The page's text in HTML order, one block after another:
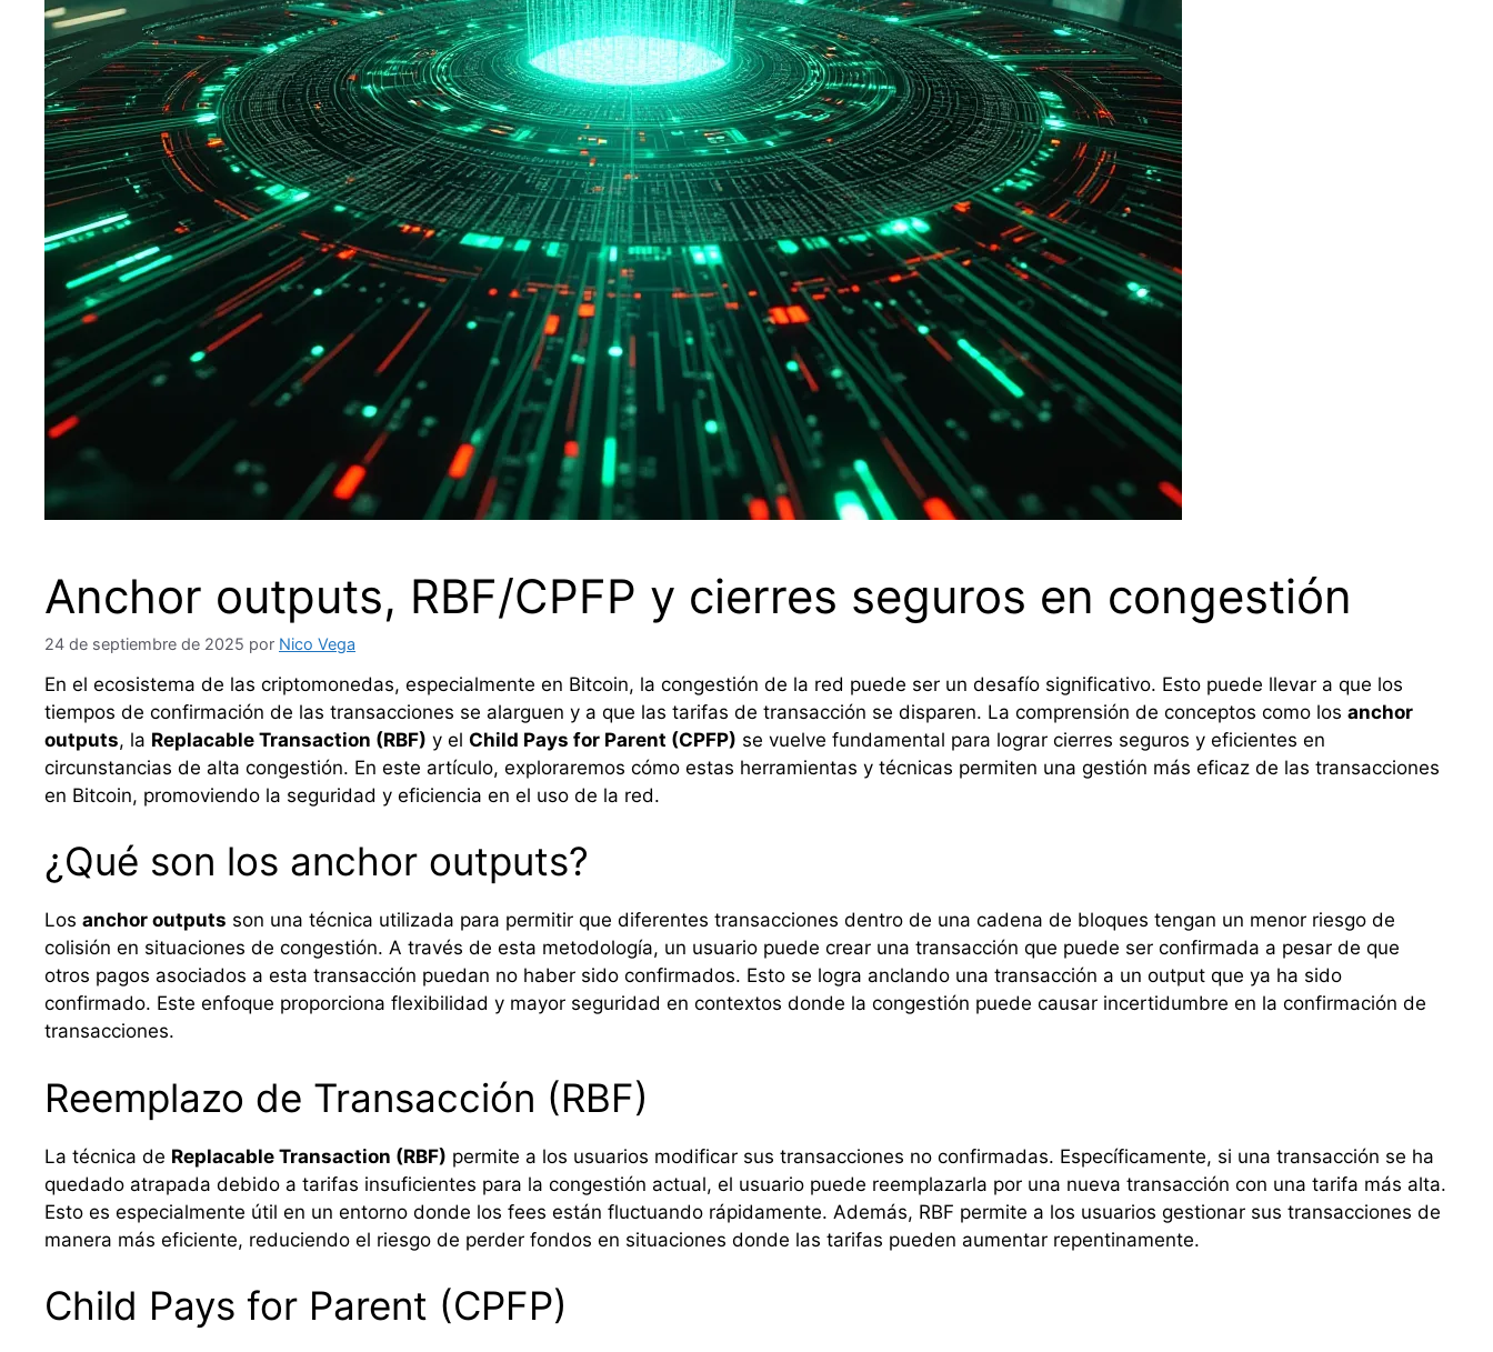
Anchor outputs, RBF/CPFP y cierres seguros en congestión
24 de septiembre de 2025 por Nico Vega
En el ecosistema de las criptomonedas, especialmente en Bitcoin, la congestión de la red puede ser un desafío significativo. Esto puede llevar a que los
tiempos de confirmación de las transacciones se alarguen y a que las tarifas de transacción se disparen. La comprensión de conceptos como los anchor
outputs, la Replacable Transaction (RBF) y el Child Pays for Parent (CPFP) se vuelve fundamental para lograr cierres seguros y eficientes en
circunstancias de alta congestión. En este artículo, exploraremos cómo estas herramientas y técnicas permiten una gestión más eficaz de las transacciones
en Bitcoin, promoviendo la seguridad y eficiencia en el uso de la red.
¿Qué son los anchor outputs?
Los anchor outputs son una técnica utilizada para permitir que diferentes transacciones dentro de una cadena de bloques tengan un menor riesgo de
colisión en situaciones de congestión. A través de esta metodología, un usuario puede crear una transacción que puede ser confirmada a pesar de que
otros pagos asociados a esta transacción puedan no haber sido confirmados. Esto se logra anclando una transacción a un output que ya ha sido
confirmado. Este enfoque proporciona flexibilidad y mayor seguridad en contextos donde la congestión puede causar incertidumbre en la confirmación de
transacciones.
Reemplazo de Transacción (RBF)
La técnica de Replacable Transaction (RBF) permite a los usuarios modificar sus transacciones no confirmadas. Específicamente, si una transacción se ha
quedado atrapada debido a tarifas insuficientes para la congestión actual, el usuario puede reemplazarla por una nueva transacción con una tarifa más alta.
Esto es especialmente útil en un entorno donde los fees están fluctuando rápidamente. Además, RBF permite a los usuarios gestionar sus transacciones de
manera más eficiente, reduciendo el riesgo de perder fondos en situaciones donde las tarifas pueden aumentar repentinamente.
Child Pays for Parent (CPFP)